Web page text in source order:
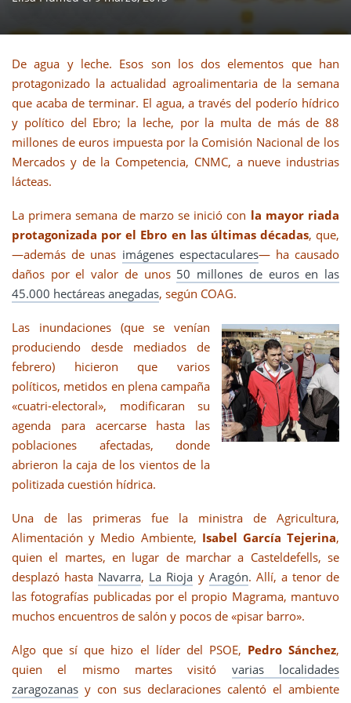
De agua y leche. Esos son los dos elementos que han
protagonizado la actualidad agroalimentaria de la semana
que acaba de terminar. El agua, a través del poderío hídrico
y político del Ebro; la leche, por la multa de más de 88
millones de euros impuesta por la Comisión Nacional de los
Mercados y de la Competencia, CNMC, a nueve industrias
lácteas.
La primera semana de marzo se inició con la mayor riada
protagonizada por el Ebro en las últimas décadas, que,
—además de unas imágenes espectaculares— ha causado
daños por el valor de unos 50 millones de euros en las
45.000 hectáreas anegadas, según COAG.
Las inundaciones (que se venían
produciendo desde mediados de
febrero) hicieron que varios
políticos, metidos en plena campaña
«cuatri-electoral», modificaran su
agenda para acercarse hasta las
poblaciones afectadas, donde
abrieron la caja de los vientos de la
politizada cuestión hídrica.
Una de las primeras fue la ministra de Agricultura,
Alimentación y Medio Ambiente, Isabel García Tejerina,
quien el martes, en lugar de marchar a Casteldefells, se
desplazó hasta Navarra, La Rioja y Aragón. Allí, a tenor de
las fotografías publicadas por el propio Magrama, mantuvo
muchos encuentros de salón y pocos de «pisar barro».
Algo que sí que hizo el líder del PSOE, Pedro Sánchez,
quien el mismo martes visitó varias localidades
zaragozanas y con sus declaraciones calentó el ambiente